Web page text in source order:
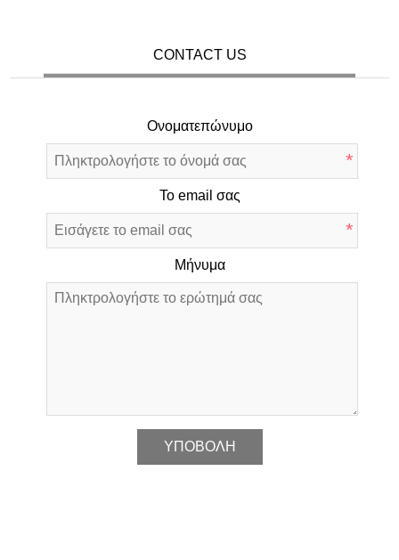
CONTACT US
Ονοματεπώνυμο
*
Το email σας
*
Μήνυμα